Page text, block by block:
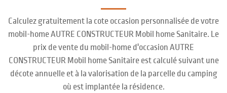
Calculez gratuitement la cote occasion personnalisée de votre
mobil-home AUTRE CONSTRUCTEUR Mobil home Sanitaire. Le
prix de vente du mobil-home d'occasion AUTRE
CONSTRUCTEUR Mobil home Sanitaire est calculé suivant une
décote annuelle et à la valorisation de la parcelle du camping
où est implantée la résidence.